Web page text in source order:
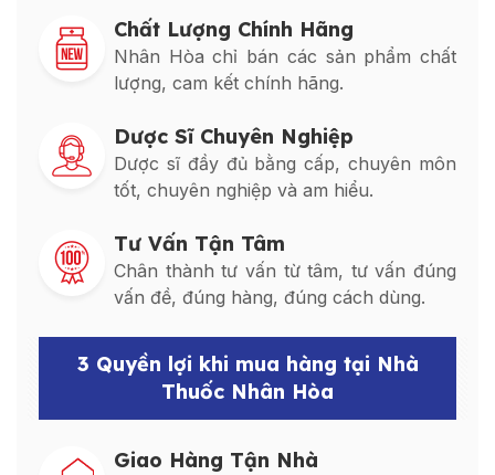
Chất Lượng Chính Hãng
Nhân Hòa chỉ bán các sản phẩm chất
lượng, cam kết chính hãng.
Dược Sĩ Chuyên Nghiệp
Dược sĩ đầy đủ bằng cấp, chuyên môn
tốt, chuyên nghiệp và am hiểu.
Tư Vấn Tận Tâm
Chân thành tư vấn từ tâm, tư vấn đúng
vấn đề, đúng hàng, đúng cách dùng.
3 Quyền lợi khi mua hàng tại Nhà
Thuốc Nhân Hòa
Giao Hàng Tận Nhà